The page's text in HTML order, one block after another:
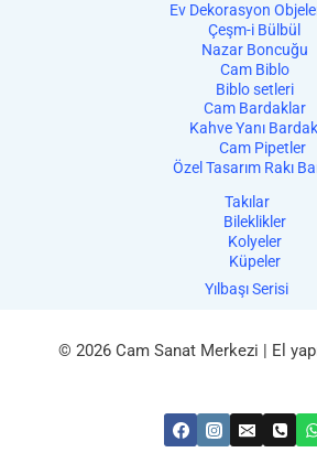
Ev Dekorasyon
Çeşm-i Bülbül
Nazar Boncuğu
Cam Biblo
Biblo setleri
Cam Bardaklar
Kahve Yanı
Cam Pipetler
Özel Tasarım Rakı
Takılar
Bileklikler
Kolyeler
Küpeler
Yılbaşı Serisi
© 2026 Cam Sanat Merkezi | El